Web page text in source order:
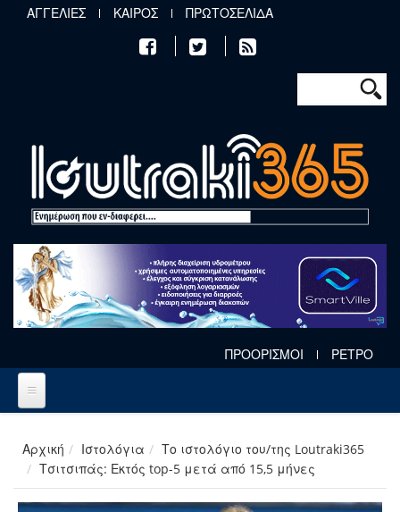
Παράκαμψη προς το κυρίως περιεχόμενο
ΑΓΓΕΛΙΕΣ ΚΑΙΡΟΣ ΠΡΩΤΟΣΕΛΙΔΑ
Φόρμα
Αναζήτηση
ΠΡΟΟΡΙΣΜΟΙ ΡΕΤΡΟ
Αρχική Ιστολόγια
Το ιστολόγιο του/της Loutraki365
Τσιτσιπάς: Εκτός top-5 μετά από 15,5 μήνες